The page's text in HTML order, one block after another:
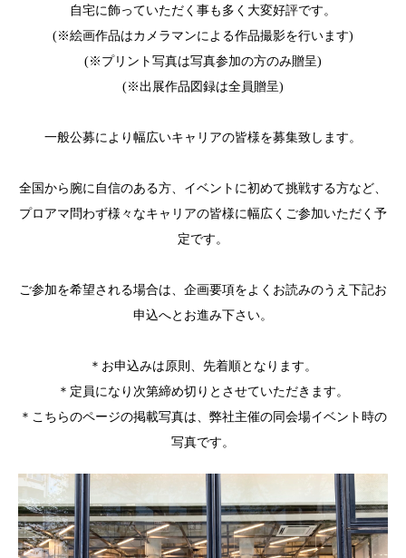
自宅に飾っていただく事も多く大変好評です。
(※絵画作品はカメラマンによる作品撮影を行います)
(※プリント写真は写真参加の方のみ贈呈)
(※出展作品図録は全員贈呈)
一般公募により幅広いキャリアの皆様を募集致します。
全国から腕に自信のある方、イベントに初めて挑戦する方など、
プロアマ問わず様々なキャリアの皆様に幅広くご参加いただく予
定です。
ご参加を希望される場合は、企画要項をよくお読みのうえ下記お
申込へとお進み下さい。
＊お申込みは原則、先着順となります。
＊定員になり次第締め切りとさせていただきます。
＊こちらのページの掲載写真は、弊社主催の同会場イベント時の
写真です。